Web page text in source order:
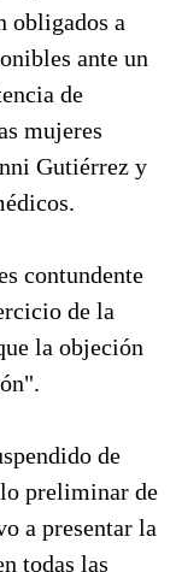
obligados a
ante un
de
mujeres
Gutiérrez y
contundente
de la
la objeción
de
preliminar de
a presentar la
todas las